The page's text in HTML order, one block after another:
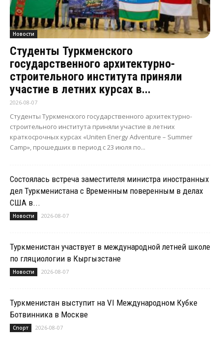
Новости
Студенты Туркменского
государственного архитектурно-
строительного института приняли
участие в летних курсах в...
2026-08-07
Студенты Туркменского государственного архитектурно-
строительного института приняли участие в летних
краткосрочных курсах «Uniten Energy Adventure – Summer
Camp», прошедших в период с 23 июля по...
Состоялась встреча заместителя министра иностранных
дел Туркменистана с Временным поверенным в делах
США в...
Новости 2026-08-07
Туркменистан участвует в международной летней школе
по гляциологии в Кыргызстане
Новости 2026-08-07
Туркменистан выступит на VI Международном Кубке
Ботвинника в Москве
Спорт 2026-08-07